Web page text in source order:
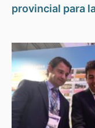
provincial para